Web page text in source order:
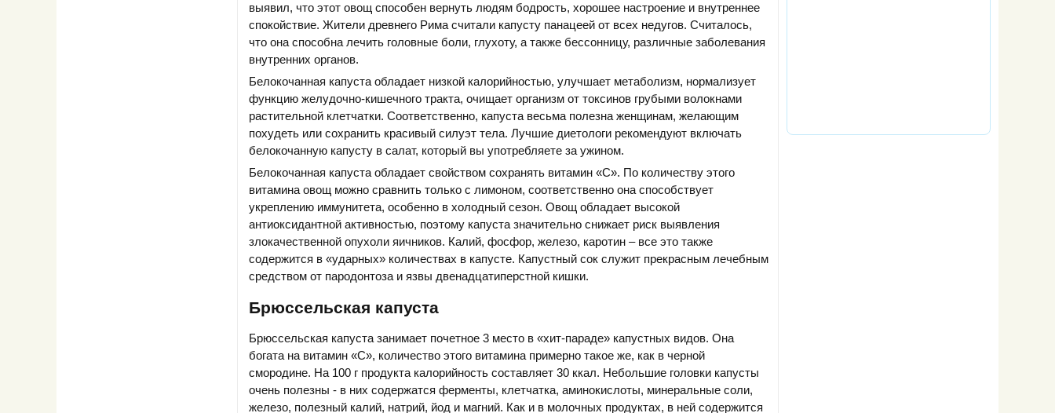
выявил, что этот овощ способен вернуть людям бодрость, хорошее настроение и внутреннее
спокойствие. Жители древнего Рима считали капусту панацеей от всех недугов. Считалось,
что она способна лечить головные боли, глухоту, а также бессонницу, различные заболевания
внутренних органов.
Белокочанная капуста обладает низкой калорийностью, улучшает метаболизм, нормализует
функцию желудочно-кишечного тракта, очищает организм от токсинов грубыми волокнами
растительной клетчатки. Соответственно, капуста весьма полезна женщинам, желающим
похудеть или сохранить красивый силуэт тела. Лучшие диетологи рекомендуют включать
белокочанную капусту в салат, который вы употребляете за ужином.
Белокочанная капуста обладает свойством сохранять витамин «С». По количеству этого
витамина овощ можно сравнить только с лимоном, соответственно она способствует
укреплению иммунитета, особенно в холодный сезон. Овощ обладает высокой
антиоксидантной активностью, поэтому капуста значительно снижает риск выявления
злокачественной опухоли яичников. Калий, фосфор, железо, каротин – все это также
содержится в «ударных» количествах в капусте. Капустный сок служит прекрасным лечебным
средством от пародонтоза и язвы двенадцатиперстной кишки.
Брюссельская капуста
Брюссельская капуста занимает почетное 3 место в «хит-параде» капустных видов. Она
богата на витамин «С», количество этого витамина примерно такое же, как в черной
смородине. На 100 г продукта калорийность составляет 30 ккал. Небольшие головки капусты
очень полезны - в них содержатся ферменты, клетчатка, аминокислоты, минеральные соли,
железо, полезный калий, натрий, йод и магний. Как и в молочных продуктах, в ней содержится